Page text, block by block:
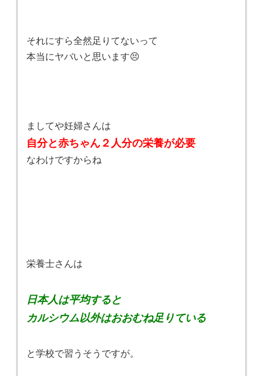
それにすら全然足りてないって
本当にヤバいと思います😣
ましてや妊婦さんは
自分と赤ちゃん２人分の栄養が必要
なわけですからね
栄養士さんは
日本人は平均すると
カルシウム以外はおおむね足りている
と学校で習うそうですが。